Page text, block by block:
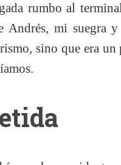
rumbo al
Andrés, mi suegra
sino que era un